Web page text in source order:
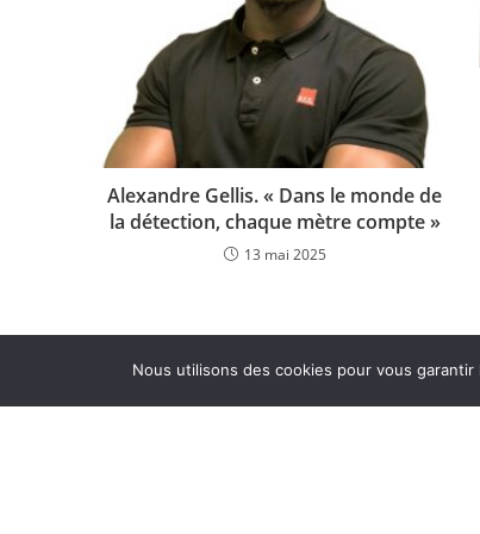
Alexandre Gellis. « Dans le monde de
la détection, chaque mètre compte »
13 mai 2025
Les partenaires LUX
© e-afeNous utilisons des cookies pour vous